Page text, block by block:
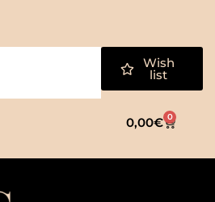
Wish
list
0,00€ 0